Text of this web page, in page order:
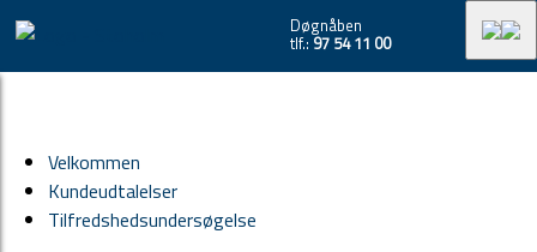
Døgnåben
tlf.:97 54 11 00
bedemand-per-rasmussen-stoholm-frontbanner-ny.jpg
Velkommen
Kundeudtalelser
Tilfredshedsundersøgelse